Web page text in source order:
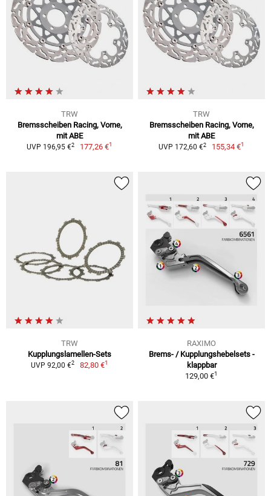
TRW
Bremsscheiben Racing, Vorne,
mit ABE
UVP 196,95 €2 177,26 €1
TRW
Bremsscheiben Racing, Vorne,
mit ABE
UVP 172,60 €2 155,34 €1
TRW
Kupplungslamellen-Sets
UVP 92,00 €2 82,80 €1
RAXIMO
Brems- / Kupplungshebelsets -
klappbar
129,00 €1